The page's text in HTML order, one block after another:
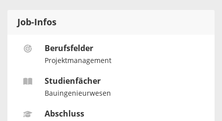
Job-Infos
Berufsfelder
Projektmanagement
Studienfächer
Bauingenieurwesen
Abschluss